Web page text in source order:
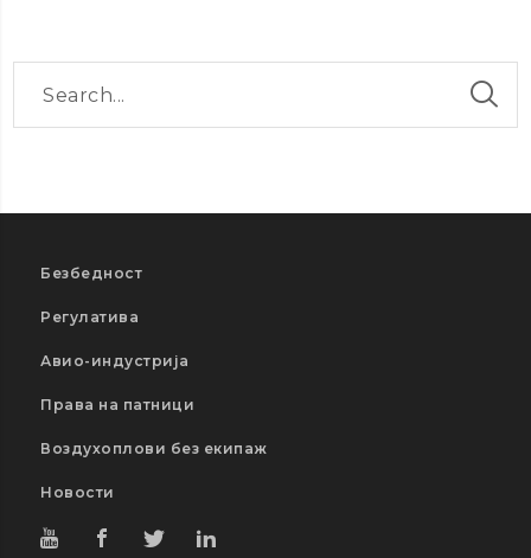
Безбедност
Регулатива
Авио-индустрија
Права на патници
Воздухоплови без екипаж
Новости